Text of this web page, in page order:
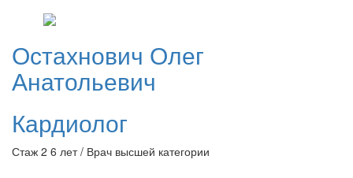
Остахнович Олег
Анатольевич
Кардиолог
Стаж 2 6 лет / Врач высшей категории